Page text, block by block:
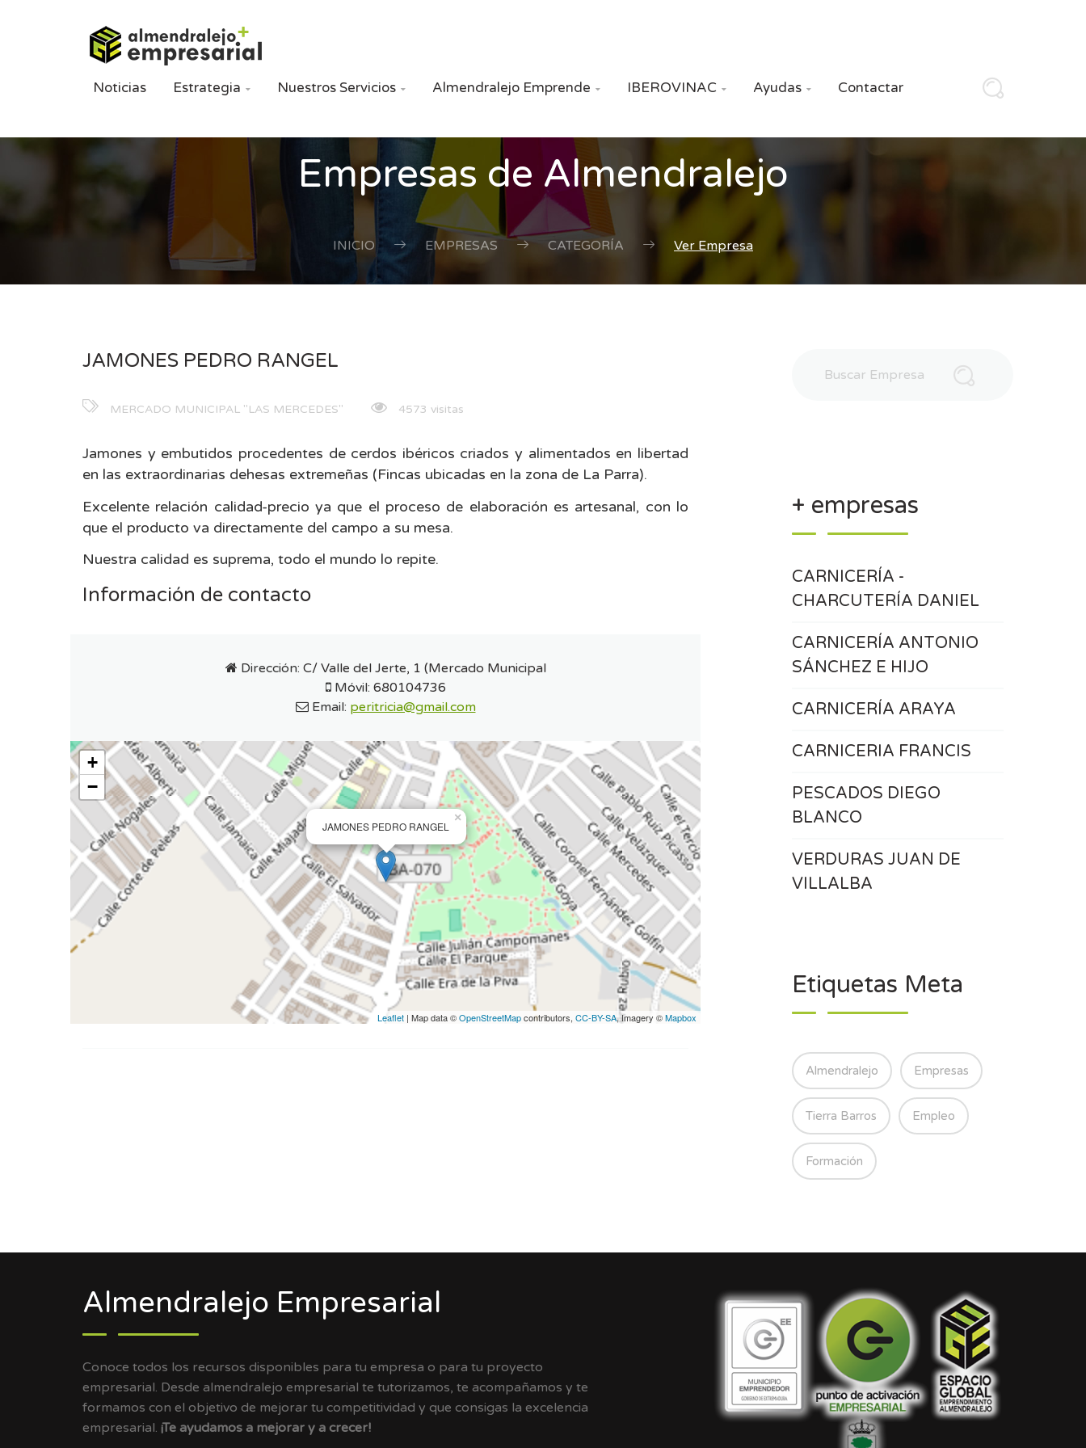
Noticias Estrategia  Nuestros Servicios  Almendralejo Emprende  IBEROVINAC  Ayudas  Contactar
Empresas de Almendralejo
INICIO EMPRESAS CATEGORÍA Ver Empresa
JAMONES PEDRO RANGEL
MERCADO MUNICIPAL "LAS MERCEDES" 4573 visitas
Jamones y embutidos procedentes de cerdos ibéricos criados y alimentados en libertad
en las extraordinarias dehesas extremeñas (Fincas ubicadas en la zona de La Parra).
Excelente relación calidad-precio ya que el proceso de elaboración es artesanal, con lo
que el producto va directamente del campo a su mesa.
Nuestra calidad es suprema, todo el mundo lo repite.
Información de contacto
Dirección: C/ Valle del Jerte, 1 (Mercado Municipal
Móvil: 680104736
Email: peritricia@gmail.com
JAMONES PEDRO RANGEL
×
+
−
Leaflet | Map data ©OpenStreetMapcontributors, CC-BY-SA, Imagery ©Mapbox
+ empresas
CARNICERÍA -
CHARCUTERÍA DANIEL
CARNICERÍA ANTONIO
SÁNCHEZ E HIJO
CARNICERÍA ARAYA
CARNICERIA FRANCIS
PESCADOS DIEGO
BLANCO
VERDURAS JUAN DE
VILLALBA
Etiquetas Meta
Almendralejo Empresas
Tierra Barros Empleo
Formación
Almendralejo Empresarial
Conoce todos los recursos disponibles para tu empresa o para tu proyecto
empresarial. Desde almendralejo empresarial te tutorizamos, te acompañamos y te
formamos con el objetivo de mejorar tu competitividad y que consigas la excelencia
empresarial. ¡Te ayudamos a mejorar y a crecer!